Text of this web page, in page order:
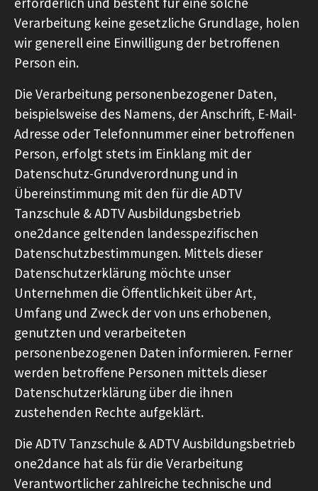
Verarbeitung keine gesetzliche Grundlage, holen
wir generell eine Einwilligung der betroffenen
Person ein.
Die Verarbeitung personenbezogener Daten,
beispielsweise des Namens, der Anschrift, E-Mail-
Adresse oder Telefonnummer einer betroffenen
Person, erfolgt stets im Einklang mit der
Datenschutz-Grundverordnung und in
Übereinstimmung mit den für die ADTV
Tanzschule & ADTV Ausbildungsbetrieb
one2dance geltenden landesspezifischen
Datenschutzbestimmungen. Mittels dieser
Datenschutzerklärung möchte unser
Unternehmen die Öffentlichkeit über Art,
Umfang und Zweck der von uns erhobenen,
genutzten und verarbeiteten
personenbezogenen Daten informieren. Ferner
werden betroffene Personen mittels dieser
Datenschutzerklärung über die ihnen
zustehenden Rechte aufgeklärt.
Die ADTV Tanzschule & ADTV Ausbildungsbetrieb
one2dance hat als für die Verarbeitung
Verantwortlicher zahlreiche technische und